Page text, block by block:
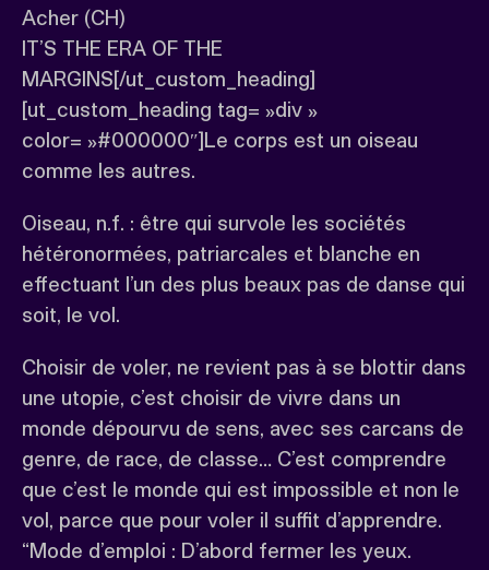
Acher (CH)
IT’S THE ERA OF THE
MARGINS[/ut_custom_heading]
[ut_custom_heading tag= »div »
color= »#000000″]Le corps est un oiseau
comme les autres.
Oiseau, n.f. : être qui survole les sociétés
hétéronormées, patriarcales et blanche en
effectuant l’un des plus beaux pas de danse qui
soit, le vol.
Choisir de voler, ne revient pas à se blottir dans
une utopie, c’est choisir de vivre dans un
monde dépourvu de sens, avec ses carcans de
genre, de race, de classe… C’est comprendre
que c’est le monde qui est impossible et non le
vol, parce que pour voler il suffit d’apprendre.
“Mode d’emploi : D’abord fermer les yeux.